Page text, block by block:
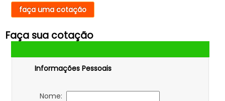
faça uma cotação
Faça sua cotação
Informações Pessoais
Nome: